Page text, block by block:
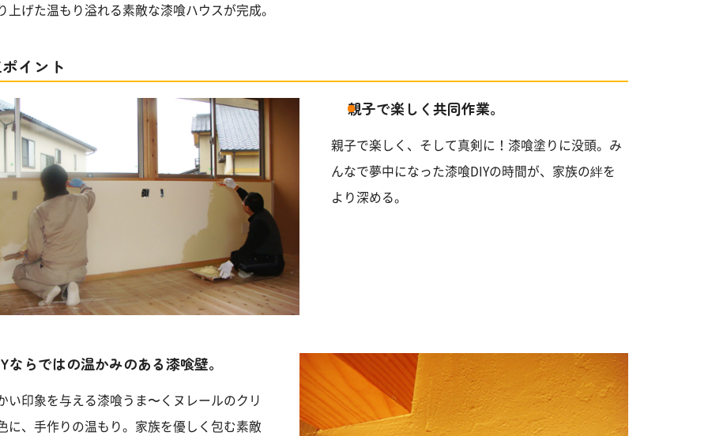
上げた温もり溢れる素敵な漆喰ハウスが完成。
イント
親子で楽しく共同作業。
親子で楽しく、そして真剣に！漆喰塗りに没頭。み
んなで夢中になった漆喰DIYの時間が、家族の絆を
より深める。
ならではの温かみのある漆喰壁。
い印象を与える漆喰うま〜くヌレールのクリ
に、手作りの温もり。家族を優しく包む素敵